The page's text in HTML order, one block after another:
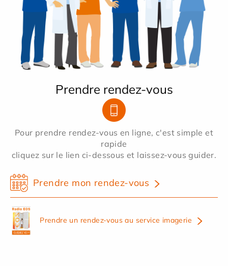
Prendre rendez-vous
Pour prendre rendez-vous en ligne, c'est simple et
rapide
cliquez sur le lien ci-dessous et laissez-vous guider.
Prendre mon rendez-vous
Prendre un rendez-vous au service imagerie